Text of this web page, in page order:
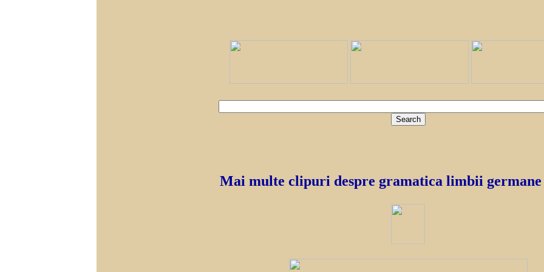
Mai multe clipuri despre gramatica limbii germane